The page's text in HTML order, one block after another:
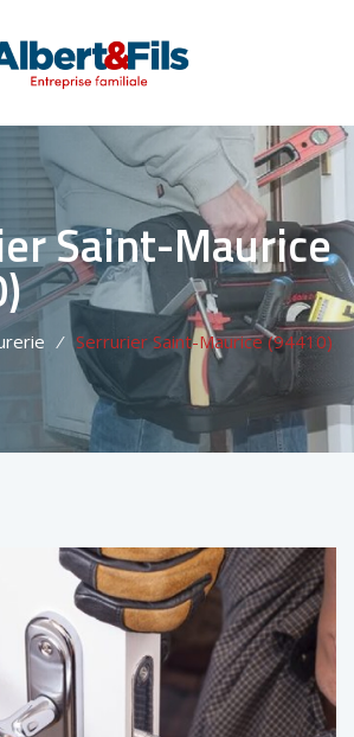
Saint-Maurice
⁄ Serrurier Saint-Maurice (94410)